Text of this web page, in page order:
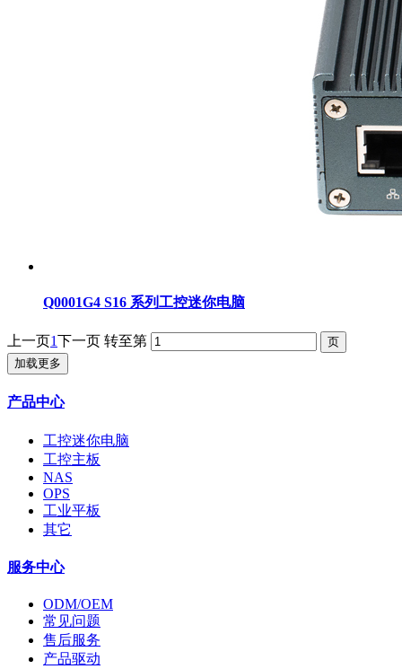
Q0001G4 S16 系列工控迷你电脑
上一页1下一页 转至第
加载更多
产品中心
工控迷你电脑
工控主板
NAS
OPS
工业平板
其它
服务中心
ODM/OEM
常见问题
售后服务
产品驱动